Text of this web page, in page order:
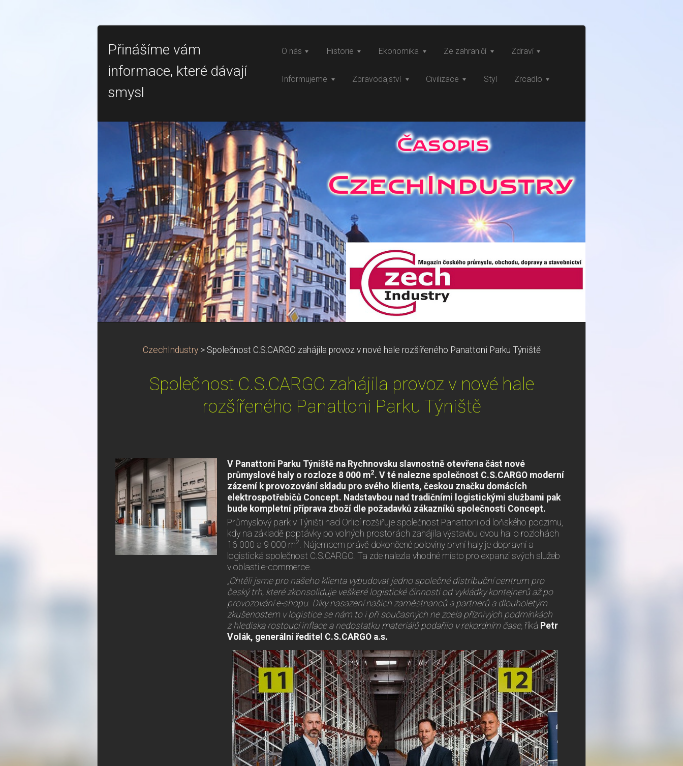
Přinášíme vám
informace, které dávají
smysl
O nás Historie Ekonomika Ze zahraničí Zdraví
Informujeme Zpravodajství Civilizace Styl Zrcadlo
CzechIndustry > Společnost C.S.CARGO zahájila provoz v nové hale rozšířeného Panattoni Parku Týniště
Společnost C.S.CARGO zahájila provoz v nové hale
rozšířeného Panattoni Parku Týniště
V Panattoni Parku Týniště na Rychnovsku slavnostně otevřena část nové
průmyslové haly o rozloze 8 000 m2. V té nalezne společnost C.S.CARGO moderní
zázemí k provozování skladu pro svého klienta, českou značku domácích
elektrospotřebičů Concept. Nadstavbou nad tradičními logistickými službami pak
bude kompletní příprava zboží dle požadavků zákazníků společnosti Concept.
Průmyslový park v Týništi nad Orlicí rozšiřuje společnost Panattoni od loňského podzimu,
kdy na základě poptávky po volných prostorách zahájila výstavbu dvou hal o rozlohách
16 000 a 9 000 m2. Nájemcem právě dokončené poloviny první haly je dopravní a
logistická společnost C.S.CARGO. Ta zde nalezla vhodné místo pro expanzi svých služeb
v oblasti e-commerce.
„Chtěli jsme pro našeho klienta vybudovat jedno společné distribuční centrum pro
český trh, které zkonsoliduje veškeré logistické činnosti od vykládky kontejnerů až po
provozování e-shopu. Díky nasazení našich zaměstnanců a partnerů a dlouholetým
zkušenostem v logistice se nám to i při současných ne zcela příznivých podmínkách
z hlediska rostoucí inflace a nedostatku materiálů podařilo v rekordním čase, říká Petr
Volák, generální ředitel C.S.CARGO a.s.